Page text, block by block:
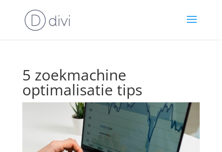
5 zoekmachine
optimalisatie tips